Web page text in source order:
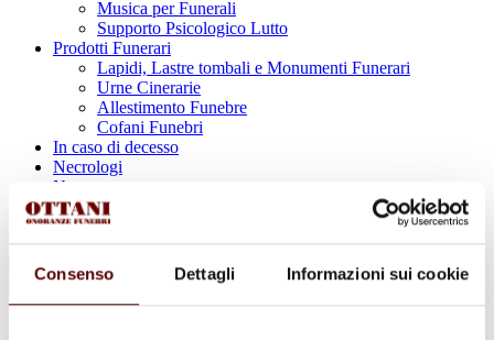
Consenso Dettagli Informazioni sui cookie
Musica per Funerali
Supporto Psicologico Lutto
Prodotti Funerari
Lapidi, Lastre tombali e Monumenti Funerari
Urne Cinerarie
Allestimento Funebre
Cofani Funebri
In caso di decesso
Necrologi
News
Sedi Onoranze Funebri Ottani
Info e Contatti
Cerca